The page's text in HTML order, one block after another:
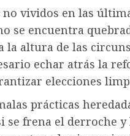
vividos en las
se encuentra
la altura de las
echar atrás la
elecciones
prácticas
frena el derroche y